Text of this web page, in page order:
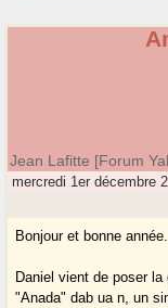
Jean Lafitte [Forum
mercredi 1er décembre
Bonjour et bonne année.
Daniel vient de poser la
"Anada" dab ua n, un